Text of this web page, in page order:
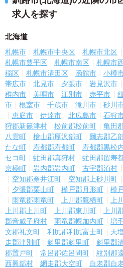
求人を探す
北海道
札幌市 札幌市中央区 札幌市北区
札幌市豊平区
札幌市南区 札幌市
稲区
札幌市清田区 函館市 小樽
帯広市
北見市 夕張市 岩見沢市
稚内市
美唄市 江別市 赤平市
市
根室市 千歳市 滝川市 砂川
恵庭市
伊達市 北広島市 石狩
狩郡新篠津村
松前郡松前町 亀田
八雲町
檜山郡厚沢部町 爾志郡乙
たな町
寿都郡寿都町 寿都郡黒松
セコ町
虻田郡真狩村 虻田郡留寿
京極町
岩内郡岩内町 古宇郡泊村
空知郡奈井江町
空知郡上砂川町
夕張郡栗山町
樺戸郡月形町 樺
雨竜郡雨竜町
上川郡鷹栖町 上
上川郡上川町
上川郡東川町 上川
郡音威子府村
雨竜郡幌加内町 増
文郡礼文町
利尻郡利尻富士町 天
走郡津別町
斜里郡斜里町 斜里郡
郡置戸町
常呂郡佐呂間町 紋別郡
西興部村
網走郡大空町 白老郡白